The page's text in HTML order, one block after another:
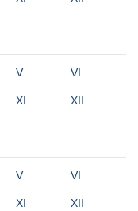
V VI
XI XII
V VI
XI XII